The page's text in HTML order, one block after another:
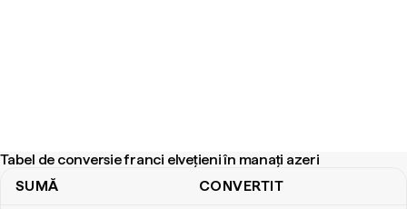
Tabel de conversie franci elvețieni în manați azeri
SUMĂ CONVERTIT